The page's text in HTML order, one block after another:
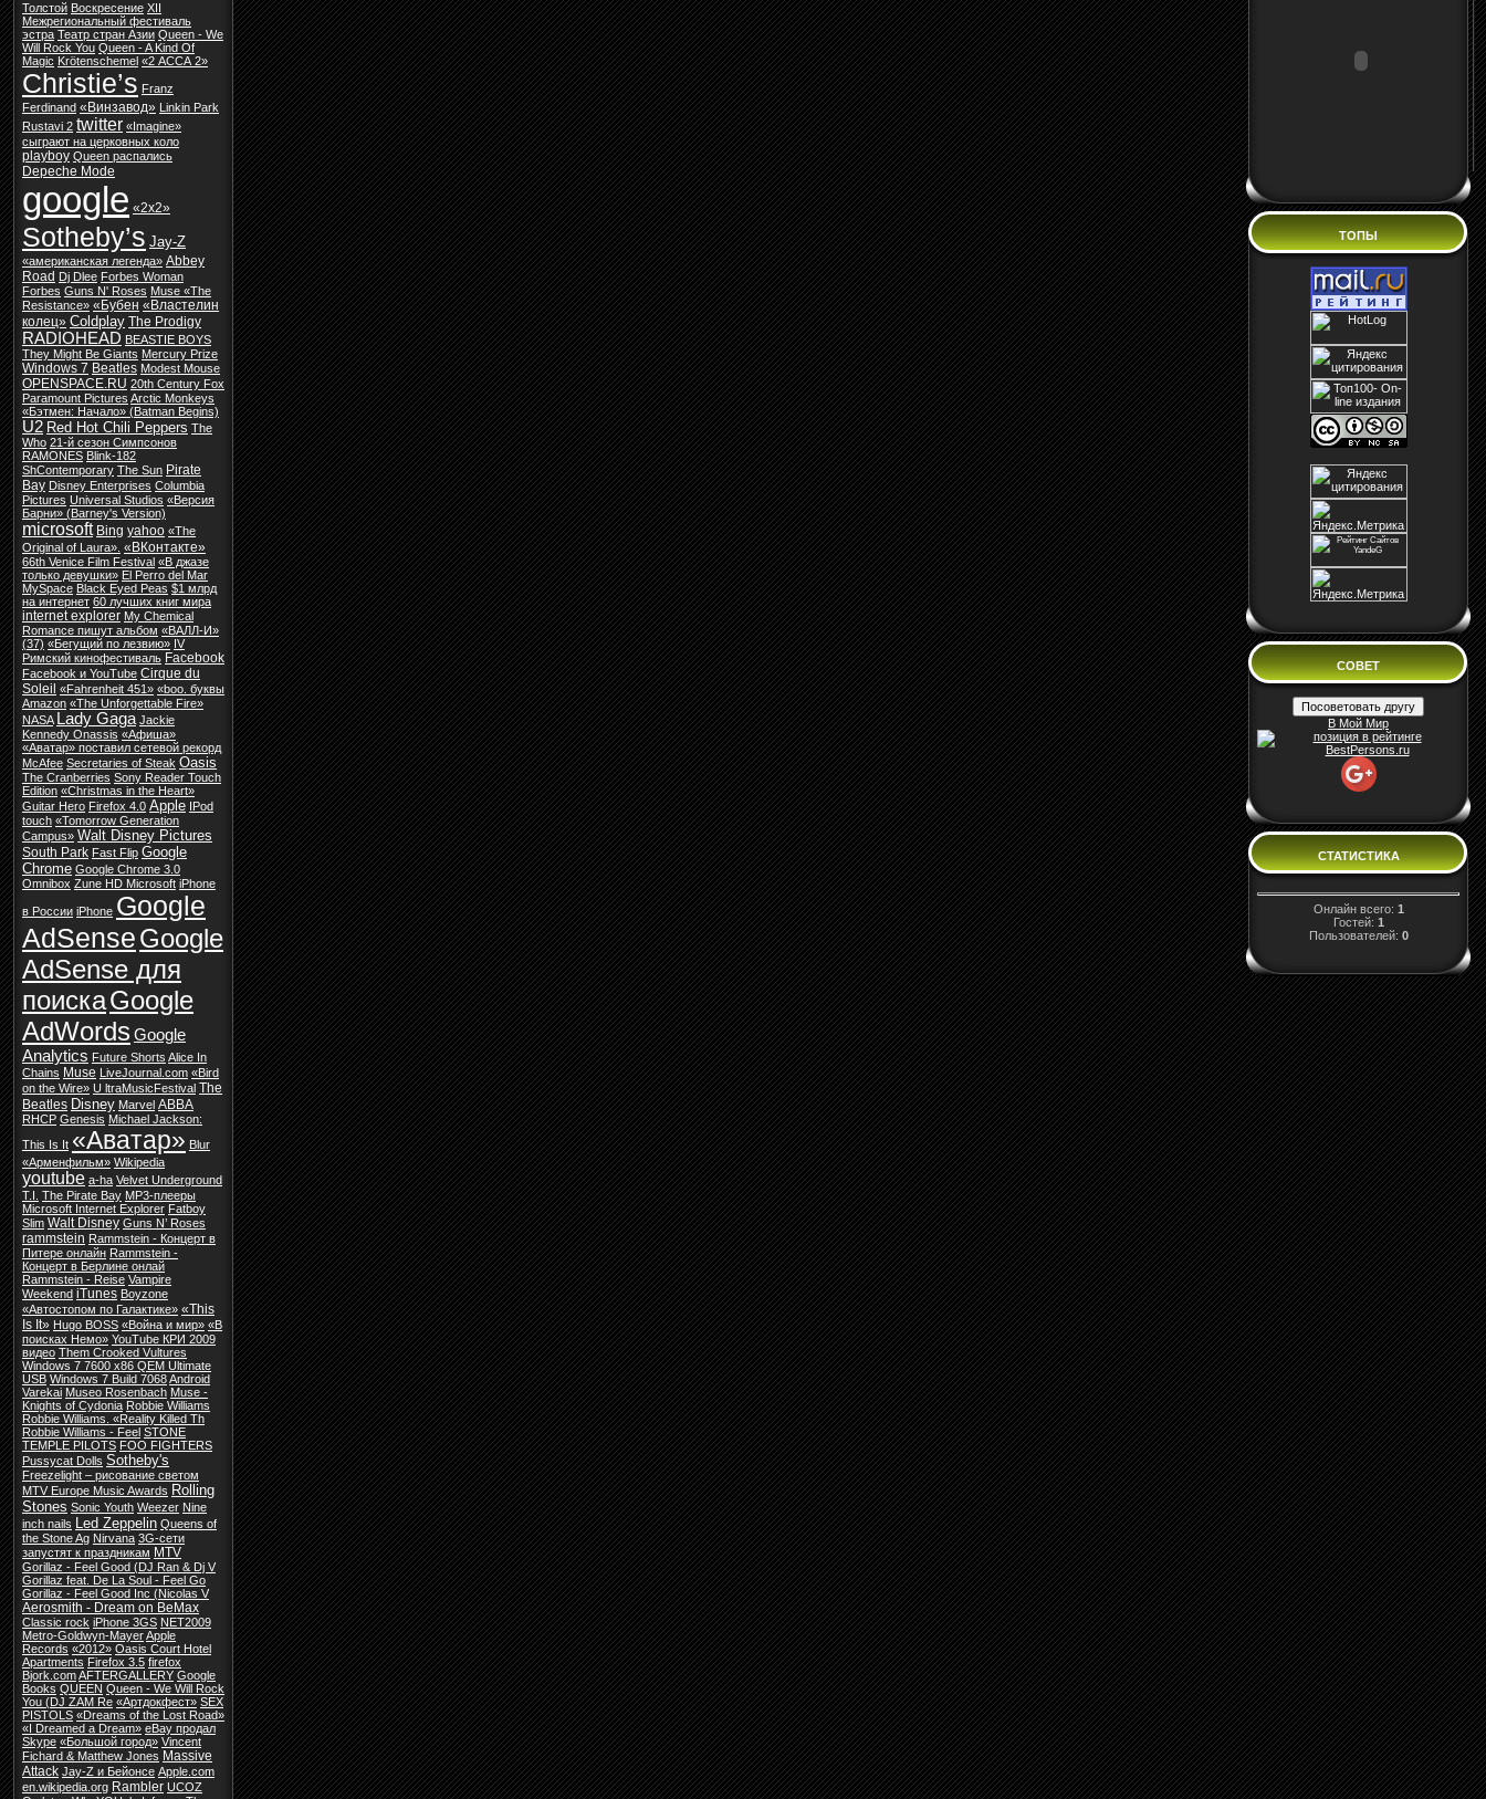
Толстой Воскресение XII
Межрегиональный фестиваль
эстра Театр стран Азии Queen - We
Will Rock You Queen - A Kind Of
Magic Krötenschemel «2 АССА 2»
Christie’s Franz
Ferdinand «Винзавод» Linkin Park
Rustavi 2 twitter «Imagine»
сыграют на церковных коло
playboy Queen распались
Depeche Mode
google «2х2»
Sotheby’s Jay-Z
«американская легенда» Abbey
Road Dj Dlee Forbes Woman
Forbes Guns N' Roses Muse «The
Resistance» «Бубен «Властелин
колец» Coldplay The Prodigy
RADIOHEAD BEASTIE BOYS
They Might Be Giants Mercury Prize
Windows 7 Beatles Modest Mouse
OPENSPACE.RU 20th Century Fox
Paramount Pictures Arctic Monkeys
«Бэтмен: Начало» (Batman Begins)
U2 Red Hot Chili Peppers The
Who 21-й сезон Симпсонов
RAMONES Blink-182
ShContemporary The Sun Pirate
Bay Disney Enterprises Columbia
Pictures Universal Studios «Версия
Барни» (Barney's Version)
microsoft Bing yahoo «The
Original of Laura». «ВКонтакте»
66th Venice Film Festival «В джазе
только девушки» El Perro del Mar
MySpace Black Eyed Peas $1 млрд
на интернет 60 лучших книг мира
internet explorer My Chemical
Romance пишут альбом «ВАЛЛ-И»
(37) «Бегущий по лезвию» IV
Римский кинофестиваль Facebook
Facebook и YouTube Cirque du
Soleil «Fahrenheit 451» «boo. буквы
Amazon «The Unforgettable Fire»
NASA Lady Gaga Jackie
Kennedy Onassis «Афиша»
«Аватар» поставил сетевой рекорд
McAfee Secretaries of Steak Oasis
The Cranberries Sony Reader Touch
Edition «Christmas in the Heart»
Guitar Hero Firefox 4.0 Apple IPod
touch «Tomorrow Generation
Campus» Walt Disney Pictures
South Park Fast Flip Google
Chrome Google Chrome 3.0
Omnibox Zune HD Microsoft iPhone
в России iPhone Google
AdSenseGoogle
AdSense для
поискаGoogle
AdWords Google
Analytics Future Shorts Alice In
Chains Muse LiveJournal.com «Bird
on the Wire» U ltraMusicFestival The
Beatles Disney Marvel ABBA
RHCP Genesis Michael Jackson:
This Is It «Аватар» Blur
«Арменфильм» Wikipedia
youtube a-ha Velvet Underground
T.I. The Pirate Bay MP3-плееры
Microsoft Internet Explorer Fatboy
Slim Walt Disney Guns N’ Roses
rammstein Rammstein - Концерт в
Питере онлайн Rammstein -
Концерт в Берлине онлай
Rammstein - Reise Vampire
Weekend iTunes Boyzone
«Автостопом по Галактике» «This
Is It» Hugo BOSS «Война и мир» «В
поисках Немо» YouTube КРИ 2009
видео Them Crooked Vultures
Windows 7 7600 x86 QEM Ultimate
USB Windows 7 Build 7068Android
Varekai Museo Rosenbach Muse -
Knights of Cydonia Robbie Williams
Robbie Williams. «Reality Killed Th
Robbie Williams - Feel STONE
TEMPLE PILOTS FOO FIGHTERS
Pussycat Dolls Sotheby's
Freezelight – рисование светом
MTV Europe Music Awards Rolling
Stones Sonic Youth Weezer Nine
inch nails Led Zeppelin Queens of
the Stone Ag Nirvana 3G-сети
запустят к праздникам MTV
Gorillaz - Feel Good (DJ Ran & Dj V
Gorillaz feat. De La Soul - Feel Go
Gorillaz - Feel Good Inc (Nicolas V
Aerosmith - Dream on BeMax
Classic rock iPhone 3GS NET2009
Metro-Goldwyn-MayerApple
Records «2012» Oasis Court Hotel
Apartments Firefox 3.5 firefox
Bjork.comAFTERGALLERY Google
Books QUEEN Queen - We Will Rock
You (DJ ZAM Re «Артдокфест» SEX
PISTOLS «Dreams of the Lost Road»
«I Dreamed a Dream» eBay продал
Skype «Большой город» Vincent
Fichard & Matthew Jones Massive
Attack Jay-Z и Бейонсе Apple.com
en.wikipedia.org Rambler UCOZ
ТОПЫ
СОВЕТ
В Мой Мир
СТАТИСТИКА
Онлайн всего: 1
Гостей: 1
Пользователей: 0